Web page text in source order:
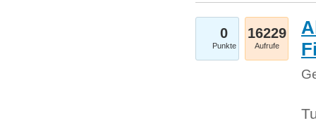
0
Punkte
16229
Aufrufe